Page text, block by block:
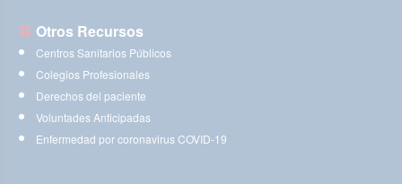
Otros Recursos
Centros Sanitarios Públicos
Colegios Profesionales
Derechos del paciente
Voluntades Anticipadas
Enfermedad por coronavirus COVID-19